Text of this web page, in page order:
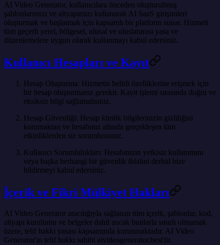
AI Video Generator, kullanıcılara önceden oluşturulmuş
şablonlarımızı ve altyapımızı kullanarak AI SaaS girişimleri
oluşturmak ve başlatmak için kapsamlı bir platform sunar. Hizmeti
tüm geçerli yerel, bölgesel, ulusal ve uluslararası yasa ve
düzenlemelere uygun olarak kullanmayı kabul edersiniz.
Kullanıcı Hesapları ve Kayıt
Hesap Oluşturma: Hizmetin belirli özelliklerine erişmek için
bir hesap oluşturmanız gerekir. Kayıt işlemi sırasında doğru ve
eksiksiz bilgi sağlamalısınız.
Hesap Güvenliği: Hesap kimlik bilgilerinizin gizliliğini
korumaktan ve hesabınız altında gerçekleşen tüm
etkinliklerden siz sorumlusunuz.
Kullanıcı Sorumlulukları: Hesabınızın yetkisiz kullanımını
veya başka herhangi bir güvenlik ihlalini derhal bize
bildirmeyi kabul edersiniz.
İçerik ve Fikri Mülkiyet Hakları
AI Video Generator aracılığıyla sağlanan tüm içerik, şablonlar, kod,
altyapı kurulumu ve belgeler dahil ancak bunlarla sınırlı olmamak
üzere, telif hakkı yasası kapsamında korunmaktadır. AI Video
Generator'ın telif hakkı sahibi aivideogenerator.best'tir.